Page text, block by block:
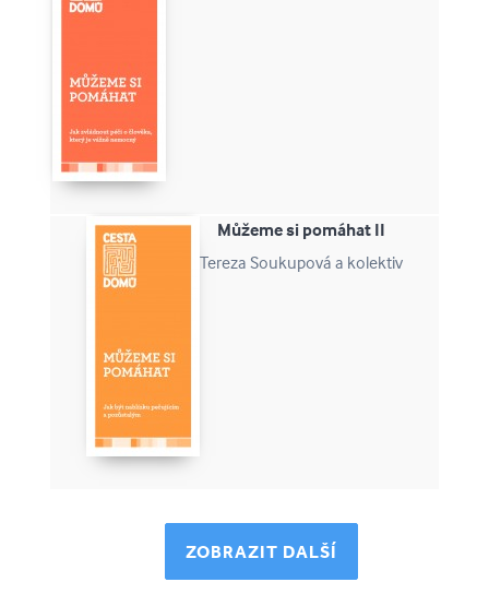
Můžeme si pomáhat II
Tereza Soukupová a kolektiv
ZOBRAZIT DALŠÍ